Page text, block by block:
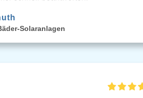
Solaranlagen